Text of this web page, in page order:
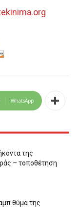
WhatsApp
της
– τοποθέτηση
θύμα της